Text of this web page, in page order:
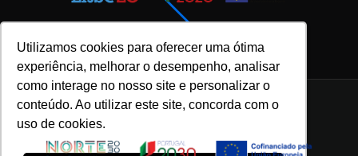
Utilizamos cookies para oferecer uma ótima
experiência, melhorar o desempenho, analisar
como interage no nosso site e personalizar o
conteúdo. Ao utilizar este site, concorda com o
uso de cookies.
INOVFLOW Business Solutions © 2023 |